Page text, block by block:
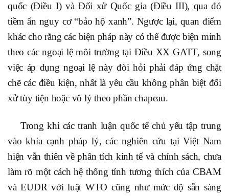
quốc (Điều I) và Đối xử Quốc gia (Điều III), qua đó
tiềm ẩn nguy cơ “bảo hộ xanh”. Ngược lại, quan điểm
khác cho rằng các biện pháp này có thể được biện minh
theo các ngoại lệ môi trường tại Điều XX GATT, song
việc áp dụng ngoại lệ này đòi hỏi phải đáp ứng chặt
chẽ các điều kiện, nhất là yêu cầu không phân biệt đối
xử tùy tiện hoặc vô lý theo phần chapeau.
Trong khi các tranh luận quốc tế chủ yếu tập trung
vào khía cạnh pháp lý, các nghiên cứu tại Việt Nam
hiện vẫn thiên về phân tích kinh tế và chính sách, chưa
làm rõ một cách hệ thống tính tương thích của CBAM
và EUDR với luật WTO cũng như mức độ sẵn sàng